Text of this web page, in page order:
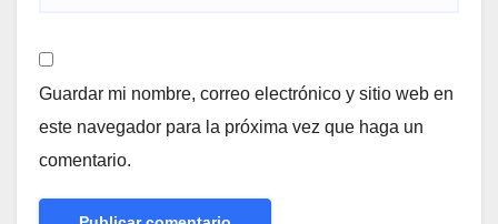
Guardar mi nombre, correo electrónico y sitio web en
este navegador para la próxima vez que haga un
comentario.